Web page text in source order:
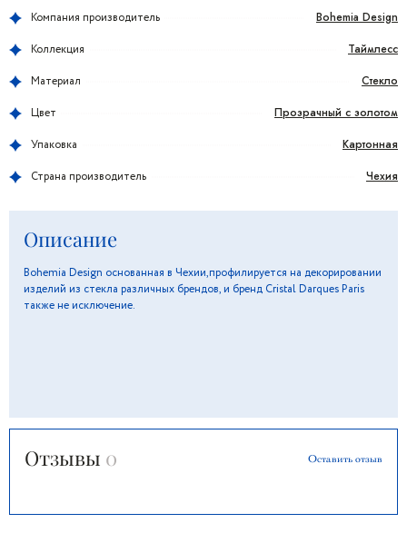
Компания производитель Bohemia Design
Коллекция Таймлесс
Материал Стекло
Цвет Прозрачный с золотом
Упаковка Картонная
Страна производитель Чехия
Описание
Bohemia Design основанная в Чехии,профилируется на декорировании
изделий из стекла различных брендов, и бренд Cristal Darques Paris
также не исключение.
Отзывы 0 Оставить отзыв